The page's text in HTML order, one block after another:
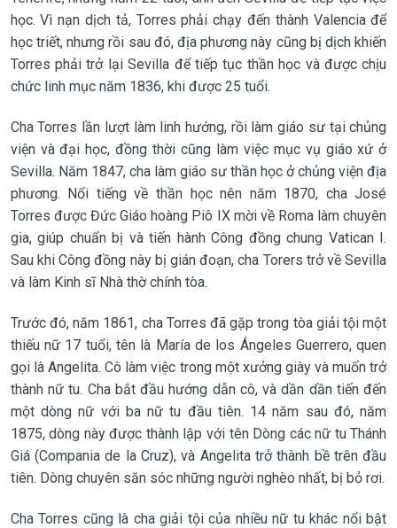
học. Vì nạn dịch tả, Torres phải chạy đến thành Valencia để
học triết, nhưng rồi sau đó, địa phương này cũng bị dịch khiến
Torres phải trở lại Sevilla để tiếp tục thần học và được chịu
chức linh mục năm 1836, khi được 25 tuổi.
Cha Torres lần lượt làm linh hướng, rồi làm giáo sư tại chủng
viện và đại học, đồng thời cũng làm việc mục vụ giáo xứ ở
Sevilla. Năm 1847, cha làm giáo sư thần học ở chủng viện địa
phương. Nổi tiếng về thần học nên năm 1870, cha José
Torres được Đức Giáo hoàng Piô IX mời về Roma làm chuyên
gia, giúp chuẩn bị và tiến hành Công đồng chung Vatican I.
Sau khi Công đồng này bị gián đoạn, cha Torers trở về Sevilla
và làm Kinh sĩ Nhà thờ chính tòa.
Trước đó, năm 1861, cha Torres đã gặp trong tòa giải tội một
thiếu nữ 17 tuổi, tên là María de los Ángeles Guerrero, quen
gọi là Angelita. Cô làm việc trong một xưởng giày và muốn trở
thành nữ tu. Cha bắt đầu hướng dẫn cô, và dần dần tiến đến
một dòng nữ với ba nữ tu đầu tiên. 14 năm sau đó, năm
1875, dòng này được thành lập với tên Dòng các nữ tu Thánh
Giá (Compania de la Cruz), và Angelita trở thành bề trên đầu
tiên. Dòng chuyên săn sóc những người nghèo nhất, bị bỏ rơi.
Cha Torres cũng là cha giải tội của nhiều nữ tu khác nổi bật